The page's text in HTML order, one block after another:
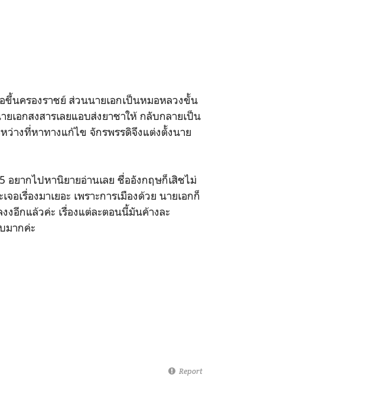
ขึ้นครองราชย์ ส่วนนายเอกเป็นหมอหลวงขั้น
เอกสงสารเลยแอบส่งยาชาให้ กลับกลายเป็น
ว่างที่หาทางแก้ไข จักรพรรดิจึงแต่งตั้งนาย
อยากไปหานิยายอ่านเลย ชื่ออังกฤษก็เสิชไม่
อเรื่องมาเยอะ เพราะการเมืองด้วย นายเอกก็
งอีกแล้วค่ะ เรื่องแต่ละตอนนี้มันค้างละ
มากค่ะ
Report